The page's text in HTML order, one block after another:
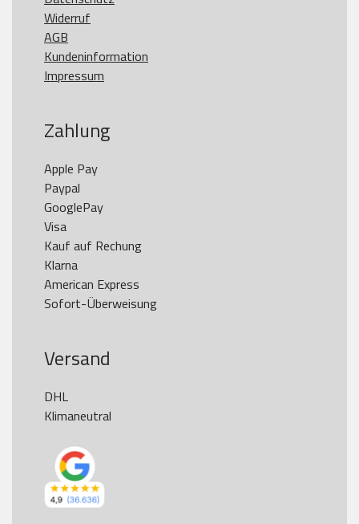
Widerruf
AGB
Kundeninformation
Impressum
Zahlung
Apple Pay
Paypal
GooglePay
Visa
Kauf auf Rechung
Klarna
American Express
Versand
DHL
Klimaneutral